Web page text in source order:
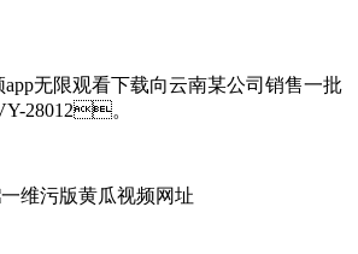
频app无限观看下载向云南某公司销售一批
28012。